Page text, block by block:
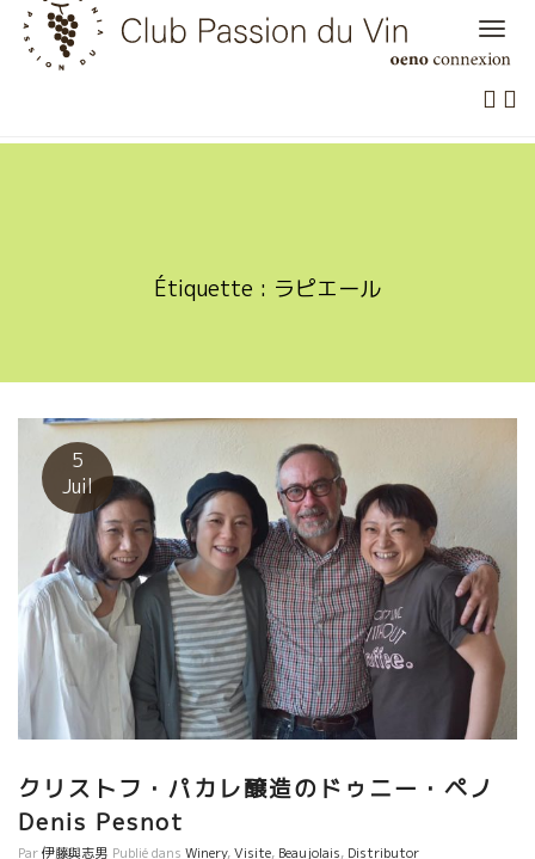
Skip
content
Étiquette : ラピエール
5
Juil
クリストフ・パカレ醸造のドゥニー・ペノ
Denis Pesnot
Par伊藤與志男 Publié dans Winery,Visite, Beaujolais, Distributor